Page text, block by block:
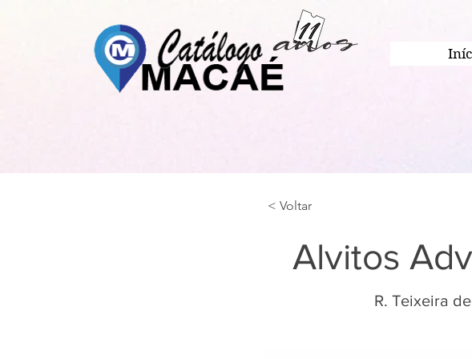
< Voltar
Alvitos
R. Teixeira